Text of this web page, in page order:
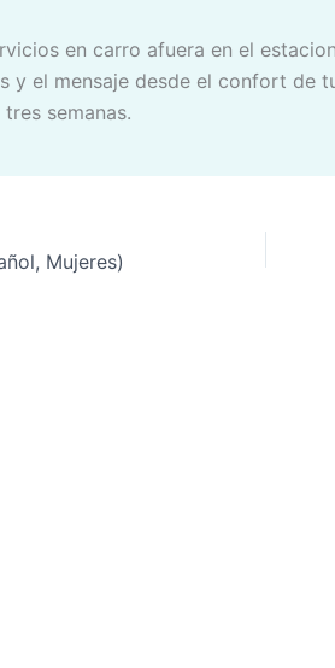
y el mensaje desde el confort de
semanas.
Mujeres)